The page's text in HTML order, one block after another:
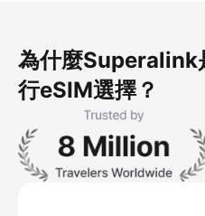
為什麼Superalink
行eSIM選擇？